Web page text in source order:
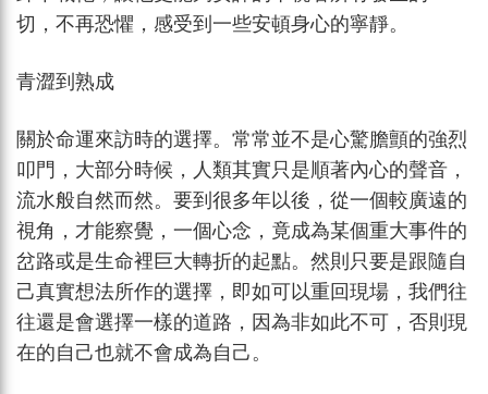
切，不再恐懼，感受到一些安頓身心的寧靜。
青澀到熟成
關於命運來訪時的選擇。常常並不是心驚膽顫的強烈
叩門，大部分時候，人類其實只是順著內心的聲音，
流水般自然而然。要到很多年以後，從一個較廣遠的
視角，才能察覺，一個心念，竟成為某個重大事件的
岔路或是生命裡巨大轉折的起點。然則只要是跟隨自
己真實想法所作的選擇，即如可以重回現場，我們往
往還是會選擇一樣的道路，因為非如此不可，否則現
在的自己也就不會成為自己。